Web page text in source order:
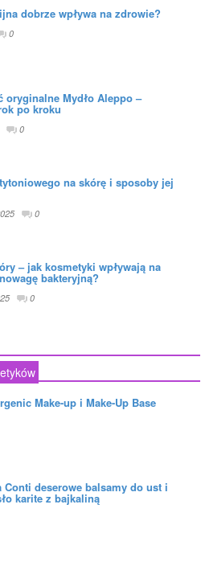
dobrze wpływa na zdrowie?
0
oryginalne Mydło Aleppo –
po kroku
0
na skórę i sposoby jej
0
– jak kosmetyki wpływają na
bakteryjną?
0
Make-up i Make-Up Base
Conti deserowe balsamy do ust i
karite z bajkaliną